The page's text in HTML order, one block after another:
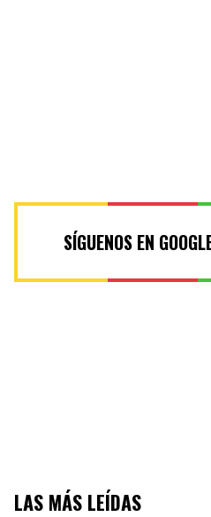
SÍGUENOS EN
LAS MÁS LEÍDAS